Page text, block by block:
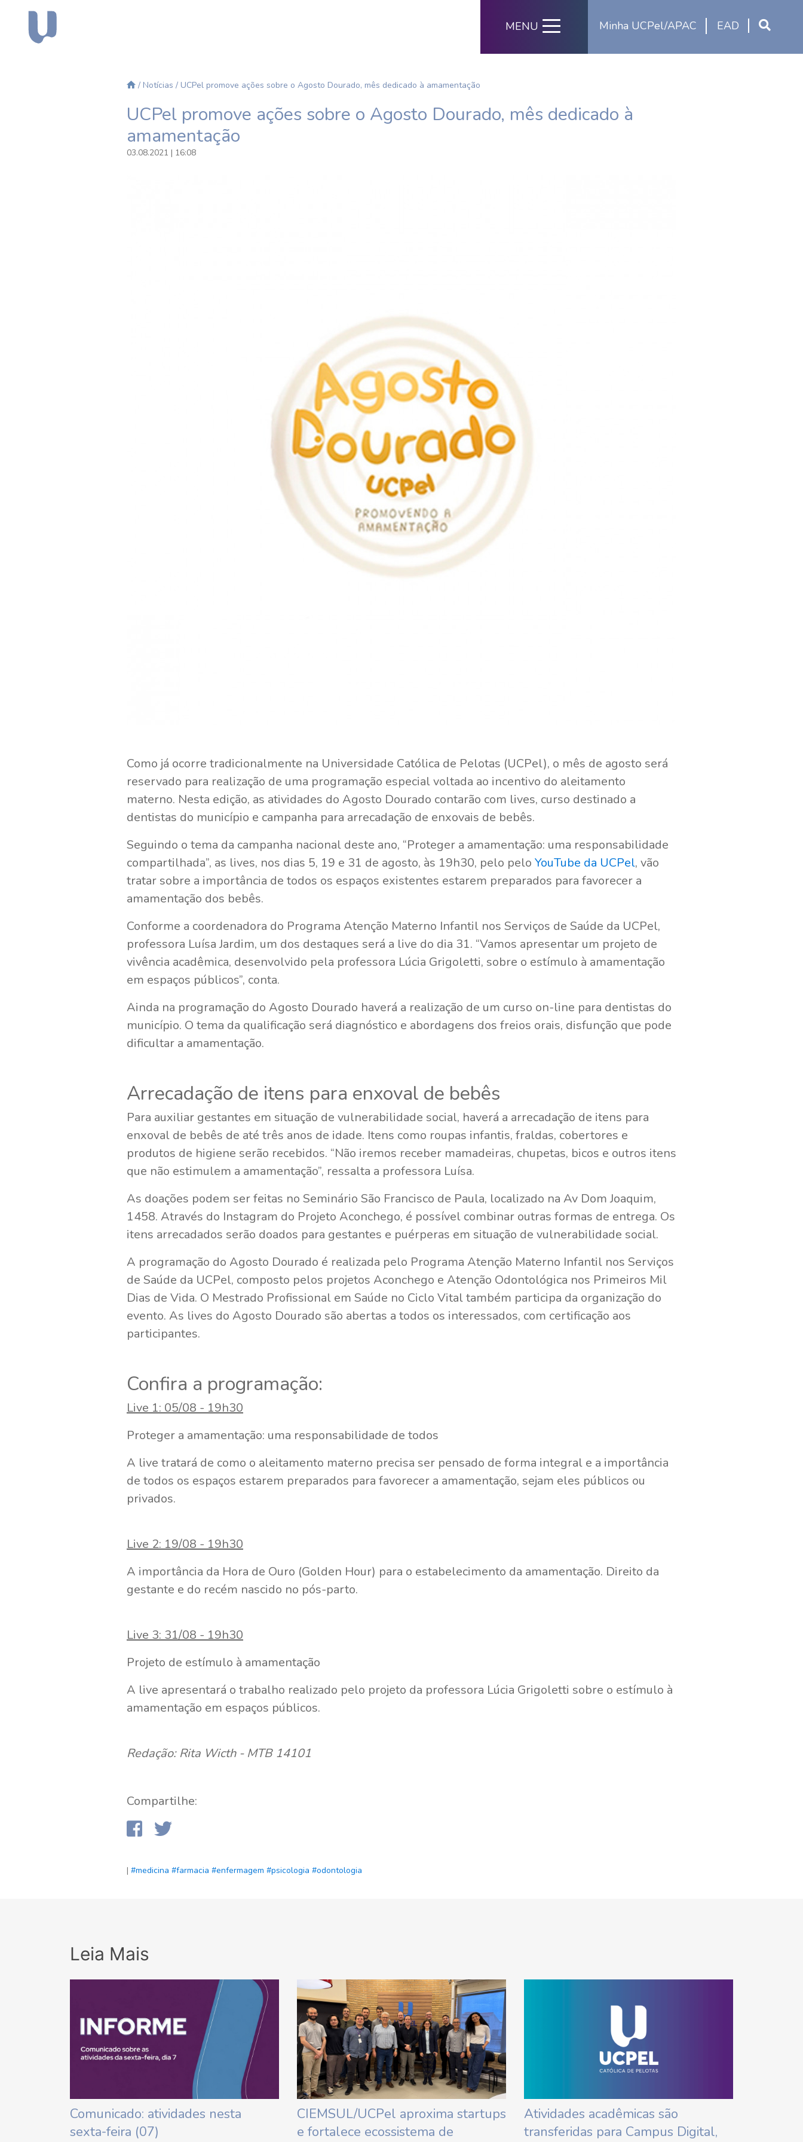
Minha UCPel/APAC EAD
MENU
/ Notícias / UCPel promove ações sobre o Agosto Dourado, mês dedicado à amamentação
UCPel promove ações sobre o Agosto Dourado, mês dedicado à
amamentação
03.08.2021 | 16:08
Como já ocorre tradicionalmente na Universidade Católica de Pelotas (UCPel), o mês de agosto será
reservado para realização de uma programação especial voltada ao incentivo do aleitamento
materno. Nesta edição, as atividades do Agosto Dourado contarão com lives, curso destinado a
dentistas do município e campanha para arrecadação de enxovais de bebês.
Seguindo o tema da campanha nacional deste ano, “Proteger a amamentação: uma responsabilidade
compartilhada”, as lives, nos dias 5, 19 e 31 de agosto, às 19h30, pelo pelo YouTube da UCPel, vão
tratar sobre a importância de todos os espaços existentes estarem preparados para favorecer a
amamentação dos bebês.
Conforme a coordenadora do Programa Atenção Materno Infantil nos Serviços de Saúde da UCPel,
professora Luísa Jardim, um dos destaques será a live do dia 31. “Vamos apresentar um projeto de
vivência acadêmica, desenvolvido pela professora Lúcia Grigoletti, sobre o estímulo à amamentação
em espaços públicos”, conta.
Ainda na programação do Agosto Dourado haverá a realização de um curso on-line para dentistas do
município. O tema da qualificação será diagnóstico e abordagens dos freios orais, disfunção que pode
dificultar a amamentação.
Arrecadação de itens para enxoval de bebês
Para auxiliar gestantes em situação de vulnerabilidade social, haverá a arrecadação de itens para
enxoval de bebês de até três anos de idade. Itens como roupas infantis, fraldas, cobertores e
produtos de higiene serão recebidos. “Não iremos receber mamadeiras, chupetas, bicos e outros itens
que não estimulem a amamentação”, ressalta a professora Luísa.
As doações podem ser feitas no Seminário São Francisco de Paula, localizado na Av Dom Joaquim,
1458. Através do Instagram do Projeto Aconchego, é possível combinar outras formas de entrega. Os
itens arrecadados serão doados para gestantes e puérperas em situação de vulnerabilidade social.
A programação do Agosto Dourado é realizada pelo Programa Atenção Materno Infantil nos Serviços
de Saúde da UCPel, composto pelos projetos Aconchego e Atenção Odontológica nos Primeiros Mil
Dias de Vida. O Mestrado Profissional em Saúde no Ciclo Vital também participa da organização do
evento. As lives do Agosto Dourado são abertas a todos os interessados, com certificação aos
participantes.
Confira a programação:
Live 1: 05/08 - 19h30
Proteger a amamentação: uma responsabilidade de todos
A live tratará de como o aleitamento materno precisa ser pensado de forma integral e a importância
de todos os espaços estarem preparados para favorecer a amamentação, sejam eles públicos ou
privados.
Live 2: 19/08 - 19h30
A importância da Hora de Ouro (Golden Hour) para o estabelecimento da amamentação. Direito da
gestante e do recém nascido no pós-parto.
Live 3: 31/08 - 19h30
Projeto de estímulo à amamentação
A live apresentará o trabalho realizado pelo projeto da professora Lúcia Grigoletti sobre o estímulo à
amamentação em espaços públicos.
Redação: Rita Wicth - MTB 14101
Compartilhe:
| #medicina #farmacia #enfermagem #psicologia #odontologia
Leia Mais
Comunicado: atividades nesta
sexta-feira (07)
CIEMSUL/UCPel aproxima startups
e fortalece ecossistema de
Atividades acadêmicas são
transferidas para Campus Digital,